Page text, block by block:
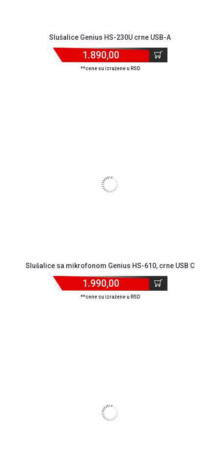
Slušalice Genius HS-230U crne USB-A
1.890,00
**cene su izražene u RSD
Slušalice sa mikrofonom Genius HS-610, crne USB C
1.990,00
**cene su izražene u RSD